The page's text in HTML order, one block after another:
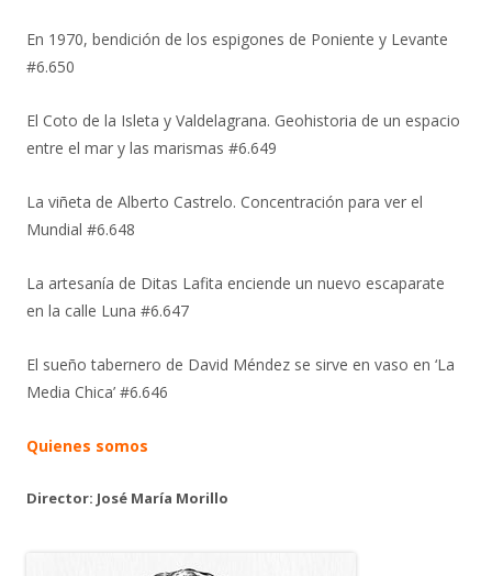
En 1970, bendición de los espigones de Poniente y Levante
#6.650
El Coto de la Isleta y Valdelagrana. Geohistoria de un espacio
entre el mar y las marismas #6.649
La viñeta de Alberto Castrelo. Concentración para ver el
Mundial #6.648
La artesanía de Ditas Lafita enciende un nuevo escaparate
en la calle Luna #6.647
El sueño tabernero de David Méndez se sirve en vaso en ‘La
Media Chica’ #6.646
Quienes somos
Director: José María Morillo